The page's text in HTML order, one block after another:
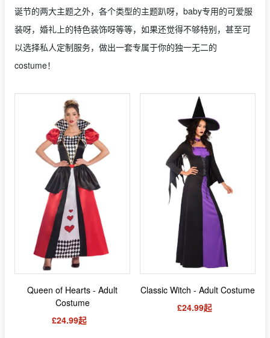
诞节的两大主题之外，各个类型的主题趴呀，baby专用的可爱服
装呀，婚礼上的特色装饰呀等等，如果还觉得不够特别，甚至可
以选择私人定制服务，做出一套专属于你的独一无二的
costume！
Queen of Hearts - Adult
Costume
£24.99起
Classic Witch - Adult Costume
£24.99起